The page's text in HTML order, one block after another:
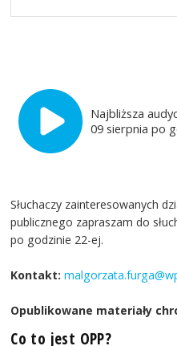
Najbliższa
09 sierpnia po
Słuchaczy zainteresowanych
publicznego zapraszam do
po godzinie 22-ej.
Kontakt:
Opublikowane materiały
Co to jest OPP?